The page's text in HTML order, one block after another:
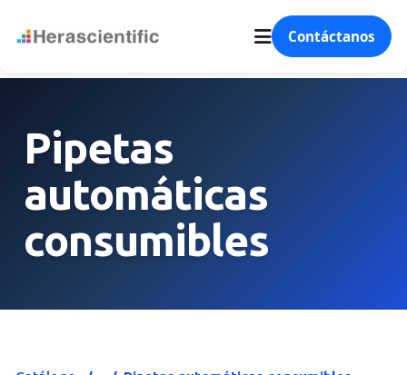
Contáctanos
Pipetas
automáticas
consumibles